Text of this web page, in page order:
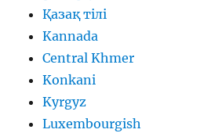
Қазақ тілі
Kannada
Central Khmer
Konkani
Kyrgyz
Luxembourgish